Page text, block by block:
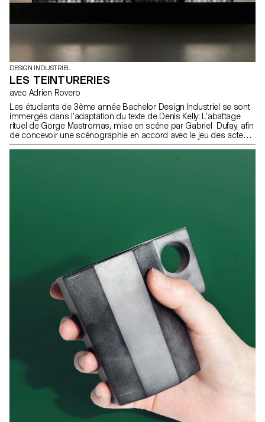
DESIGN INDUSTRIEL
LES TEINTURERIES
avec Adrien Rovero
Les étudiants de 3ème année Bachelor Design Industriel se sont
immergés dans l’adaptation du texte de Denis Kelly: L’abattage
rituel de Gorge Mastromas, mise en scéne par Gabriel Dufay, afin
de concevoir une scénographie en accord avec le jeu des acteurs
et grâce à des moyens simples et perceptibles par le public.